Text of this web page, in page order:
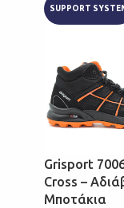
SUPPORT
Grisport
Cross –
Μποτάκια